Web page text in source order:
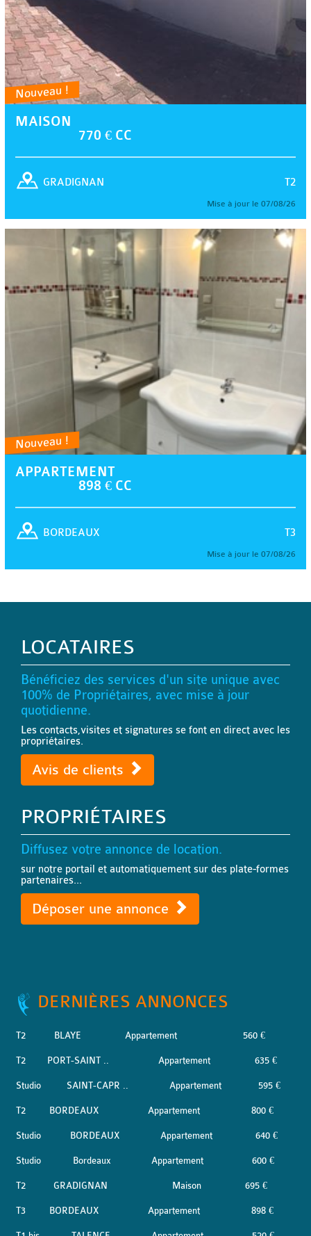
Nouveau !
MAISON
770 € CC
T2
GRADIGNAN
Mise à jour le 07/08/26
Nouveau !
APPARTEMENT
898 € CC
T3
BORDEAUX
Mise à jour le 07/08/26
LOCATAIRES
Bénéficiez des services d'un site unique avec
100% de Propriétaires, avec mise à jour
quotidienne.
Les contacts,visites et signatures se font en direct avec les
propriétaires.
Avis de clients
PROPRIÉTAIRES
Diffusez votre annonce de location.
sur notre portail et automatiquement sur des plate-formes
partenaires...
Déposer une annonce
DERNIÈRES ANNONCES
T2 BLAYE Appartement 560 €
T2 PORT-SAINT .. Appartement 635 €
Studio SAINT-CAPR .. Appartement 595 €
T2 BORDEAUX Appartement 800 €
Studio BORDEAUX Appartement 640 €
Studio Bordeaux Appartement 600 €
T2 GRADIGNAN Maison 695 €
T3 BORDEAUX Appartement 898 €